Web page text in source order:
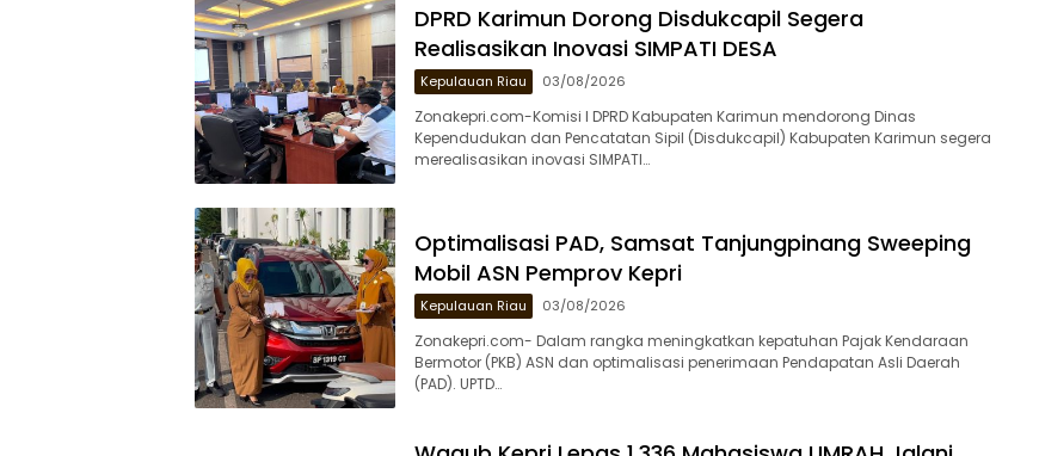
DPRD Karimun Dorong Disdukcapil Segera
Realisasikan Inovasi SIMPATI DESA
Kepulauan Riau 03/08/2026
Zonakepri.com-Komisi I DPRD Kabupaten Karimun mendorong Dinas
Kependudukan dan Pencatatan Sipil (Disdukcapil) Kabupaten Karimun segera
merealisasikan inovasi SIMPATI…
Optimalisasi PAD, Samsat Tanjungpinang Sweeping
Mobil ASN Pemprov Kepri
Kepulauan Riau 03/08/2026
Zonakepri.com- Dalam rangka meningkatkan kepatuhan Pajak Kendaraan
Bermotor (PKB) ASN dan optimalisasi penerimaan Pendapatan Asli Daerah
(PAD). UPTD…